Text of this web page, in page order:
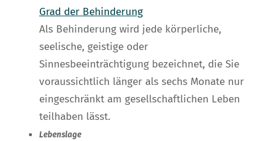
Grad der Behinderung
Als Behinderung wird jede körperliche,
seelische, geistige oder
Sinnesbeeinträchtigung bezeichnet, die Sie
voraussichtlich länger als sechs Monate nur
eingeschränkt am gesellschaftlichen Leben
teilhaben lässt.
Lebenslage